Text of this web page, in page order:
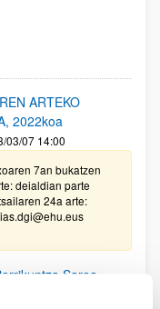
ARTEKO
2022koa
03/07 14:00
7an bukatzen
deialdian parte
24a arte:
Sarea